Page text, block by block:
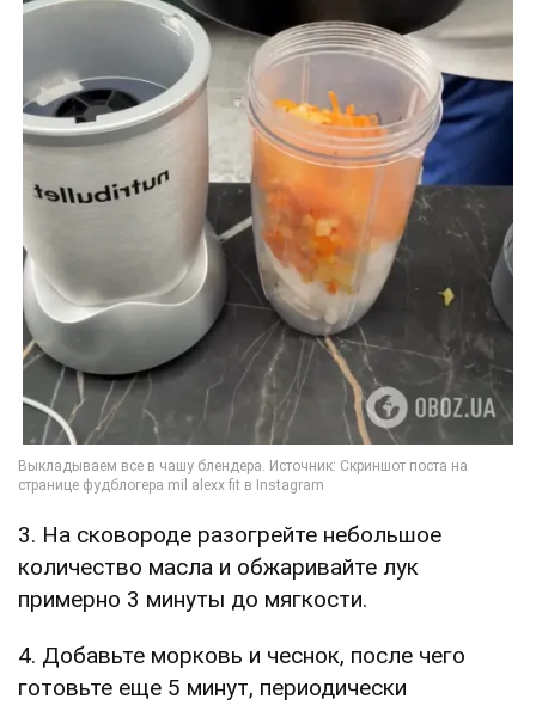
3. На сковороде разогрейте небольшое
количество масла и обжаривайте лук
примерно 3 минуты до мягкости.
4. Добавьте морковь и чеснок, после чего
готовьте еще 5 минут, периодически